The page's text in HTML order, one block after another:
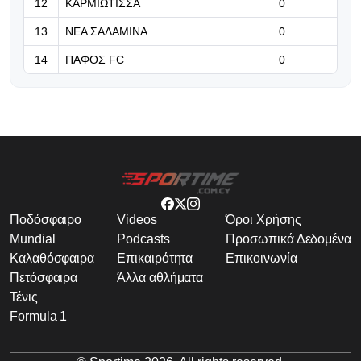
12 ΚΑΡΜΙΩΤΙΣΣΑ 0
13 ΝΕΑ ΣΑΛΑΜΙΝΑ 0
14 ΠΑΦΟΣ FC 0
Ποδόσφαιρο
Mundial
Καλαθόσφαιρα
Πετόσφαιρα
Τένις
Formula 1
Videos
Podcasts
Επικαιρότητα
Άλλα αθλήματα
Όροι Χρήσης
Προσωπικά Δεδομένα
Επικοινωνία